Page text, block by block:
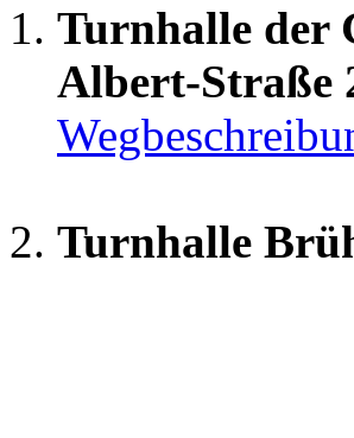
Turnhalle der
Albert-Straße
Turnhalle